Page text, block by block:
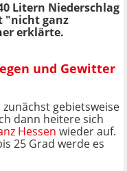
Litern Niederschlag
"nicht ganz
erklärte.
und Gewitter
gebietsweise
dann heitere sich
Hessen wieder auf.
25 Grad werde es